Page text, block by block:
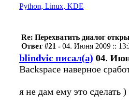
Python, Linux, KDE
Re: Перехватить диалог
Ответ #21 - 04. Июня 2009 ::
blindvic писал(а) 04.
Backspace наверное
я не дам ему это сделать )